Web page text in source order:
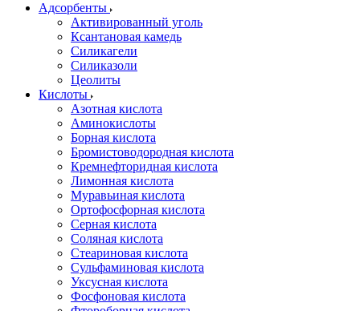
Адсорбенты
Активированный уголь
Ксантановая камедь
Силикагели
Силиказоли
Цеолиты
Кислоты
Азотная кислота
Аминокислоты
Борная кислота
Бромистоводородная кислота
Кремнефторидная кислота
Лимонная кислота
Муравьиная кислота
Ортофосфорная кислота
Серная кислота
Соляная кислота
Стеариновая кислота
Сульфаминовая кислота
Уксусная кислота
Фосфоновая кислота